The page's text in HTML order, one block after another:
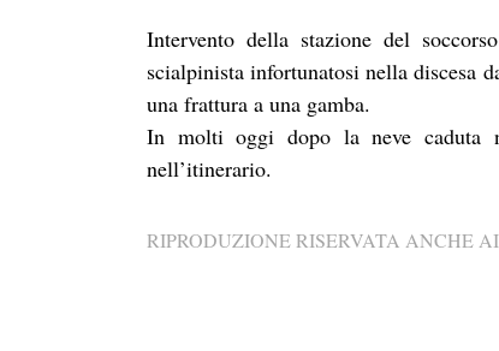
Intervento della stazione del
scialpinista infortunatosi nella discesa
una frattura a una gamba.
In molti oggi dopo la neve caduta
nell’itinerario.
RIPRODUZIONE RISERVATA ANCHE